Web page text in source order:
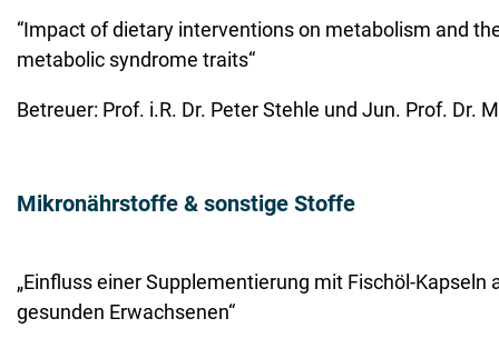
“Impact of dietary interventions on metabolism and
metabolic syndrome traits“
Betreuer: Prof. i.R. Dr. Peter Stehle und Jun. Prof. Dr.
Mikronährstoffe & sonstige Stoffe
„Einfluss einer Supplementierung mit Fischöl-Kapseln
gesunden Erwachsenen“